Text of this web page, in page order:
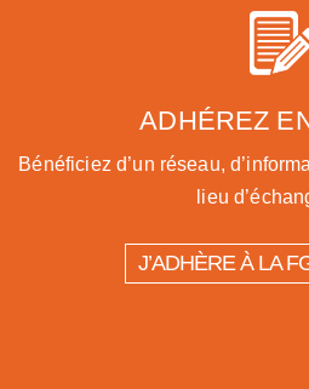
ADHÉREZ
Bénéficiez d’un réseau,
lieu
J’ADHÈRE À LA